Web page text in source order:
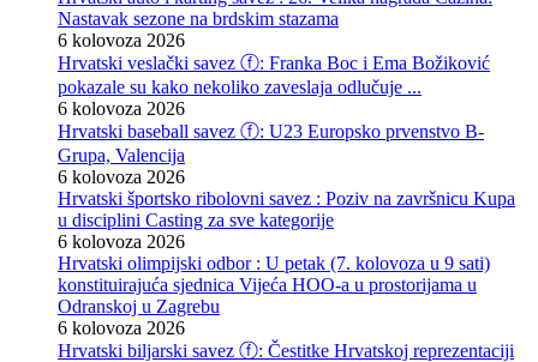
Nastavak sezone na brdskim stazama
6 kolovoza 2026
Hrvatski veslački savez ⓕ: Franka Boc i Ema Božiković
pokazale su kako nekoliko zaveslaja odlučuje ...
6 kolovoza 2026
Hrvatski baseball savez ⓕ: U23 Europsko prvenstvo B-
Grupa, Valencija
6 kolovoza 2026
Hrvatski športsko ribolovni savez : Poziv na završnicu Kupa
u disciplini Casting za sve kategorije
6 kolovoza 2026
Hrvatski olimpijski odbor : U petak (7. kolovoza u 9 sati)
konstituirajuća sjednica Vijeća HOO-a u prostorijama u
Odranskoj u Zagrebu
6 kolovoza 2026
Hrvatski biljarski savez ⓕ: Čestitke Hrvatskoj reprezentaciji